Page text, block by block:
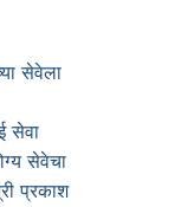
सेवेला
सेवा
सेवेचा
प्रकाश